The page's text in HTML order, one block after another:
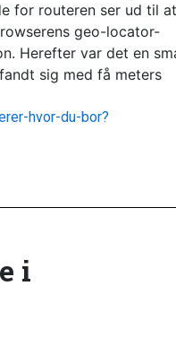
for routeren ser ud til at
geo-locator-
Herefter var det en
sig med få meters
hvor-du-bor?
i